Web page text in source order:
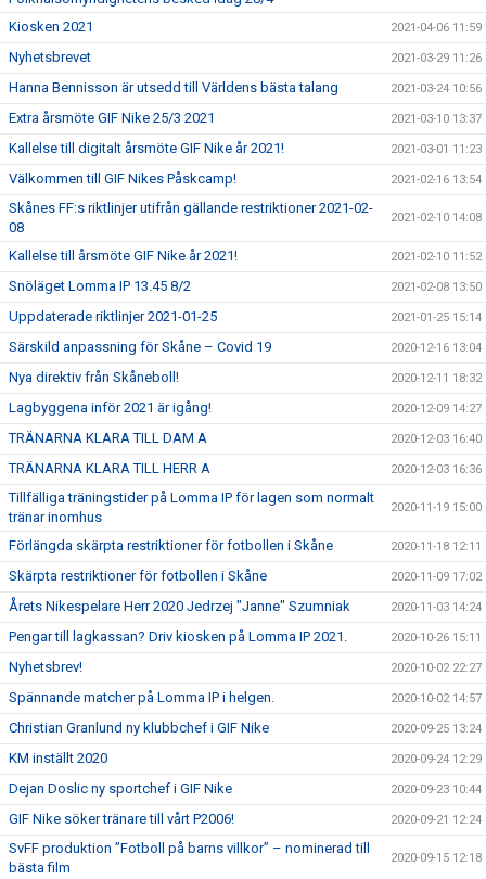
Kiosken 2021
2021-04-06 11:59
Nyhetsbrevet 2021-03-29 11:26
Hanna Bennisson är utsedd till Världens bästa talang 2021-03-24 10:56
Extra årsmöte GIF Nike 25/3 2021 2021-03-10 13:37
Kallelse till digitalt årsmöte GIF Nike år 2021! 2021-03-01 11:23
Välkommen till GIF Nikes Påskcamp! 2021-02-16 13:54
Skånes FF:s riktlinjer utifrån gällande restriktioner 2021-02-
08
2021-02-10 14:08
Kallelse till årsmöte GIF Nike år 2021! 2021-02-10 11:52
Snöläget Lomma IP 13.45 8/2 2021-02-08 13:50
Uppdaterade riktlinjer 2021-01-25 2021-01-25 15:14
Särskild anpassning för Skåne – Covid 19 2020-12-16 13:04
Nya direktiv från Skåneboll! 2020-12-11 18:32
Lagbyggena inför 2021 är igång! 2020-12-09 14:27
TRÄNARNA KLARA TILL DAM A 2020-12-03 16:40
TRÄNARNA KLARA TILL HERR A 2020-12-03 16:36
Tillfälliga träningstider på Lomma IP för lagen som normalt
tränar inomhus
2020-11-19 15:00
Förlängda skärpta restriktioner för fotbollen i Skåne 2020-11-18 12:11
Skärpta restriktioner för fotbollen i Skåne 2020-11-09 17:02
Årets Nikespelare Herr 2020 Jedrzej "Janne" Szumniak 2020-11-03 14:24
Pengar till lagkassan? Driv kiosken på Lomma IP 2021. 2020-10-26 15:11
Nyhetsbrev! 2020-10-02 22:27
Spännande matcher på Lomma IP i helgen. 2020-10-02 14:57
Christian Granlund ny klubbchef i GIF Nike 2020-09-25 13:24
KM inställt 2020 2020-09-24 12:29
Dejan Doslic ny sportchef i GIF Nike 2020-09-23 10:44
GIF Nike söker tränare till vårt P2006! 2020-09-21 12:24
SvFF produktion ”Fotboll på barns villkor” – nominerad till
bästa film
2020-09-15 12:18